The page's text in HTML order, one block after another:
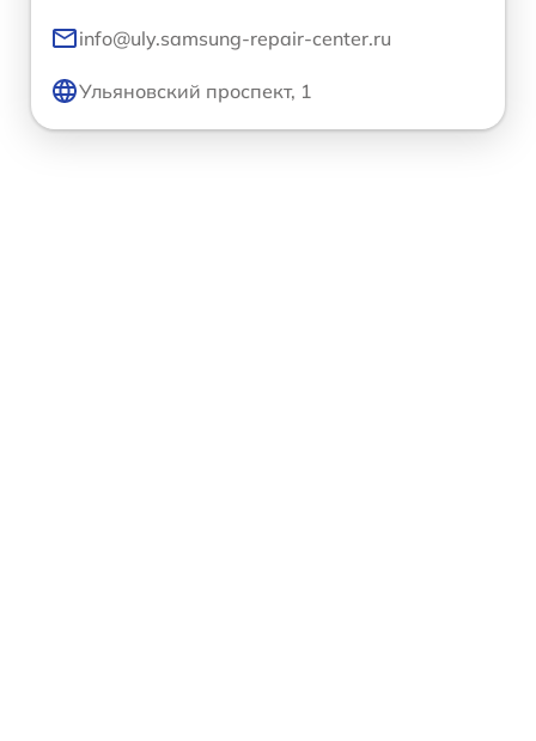
info@uly.samsung-repair-center.ru
Ульяновский проспект, 1